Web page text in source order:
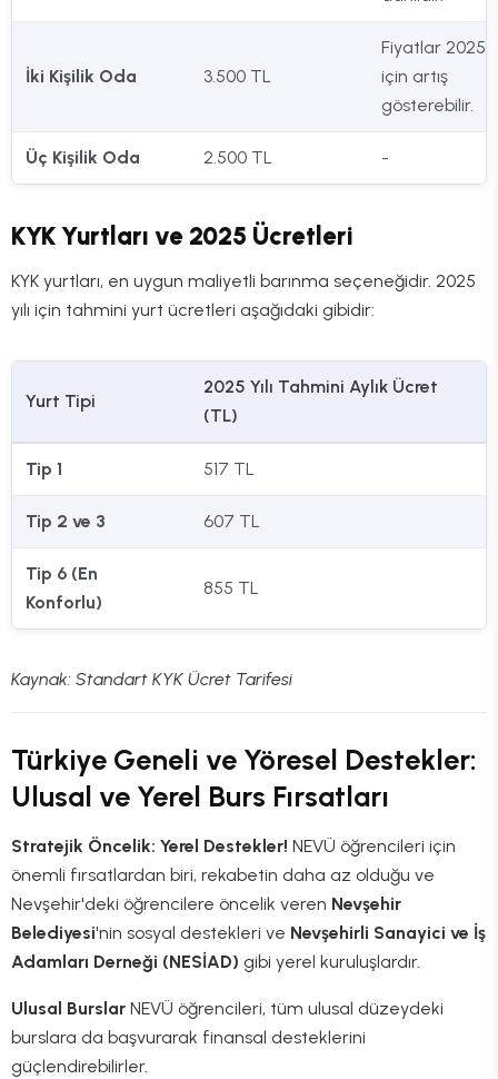
İki Kişilik Oda 3.500 TL
Fiyatlar 2025
için artış
gösterebilir.
Üç Kişilik Oda 2.500 TL -
KYK Yurtları ve 2025 Ücretleri
KYK yurtları, en uygun maliyetli barınma seçeneğidir. 2025
yılı için tahmini yurt ücretleri aşağıdaki gibidir:
Yurt Tipi
2025 Yılı Tahmini Aylık Ücret
(TL)
Tip 1 517 TL
Tip 2 ve 3 607 TL
Tip 6 (En
Konforlu)
855 TL
Kaynak: Standart KYK Ücret Tarifesi
Türkiye Geneli ve Yöresel Destekler:
Ulusal ve Yerel Burs Fırsatları
Stratejik Öncelik: Yerel Destekler! NEVÜ öğrencileri için
önemli fırsatlardan biri, rekabetin daha az olduğu ve
Nevşehir'deki öğrencilere öncelik veren Nevşehir
Belediyesi'nin sosyal destekleri ve Nevşehirli Sanayici ve İş
Adamları Derneği (NESİAD) gibi yerel kuruluşlardır.
Ulusal Burslar NEVÜ öğrencileri, tüm ulusal düzeydeki
burslara da başvurarak finansal desteklerini
güçlendirebilirler.